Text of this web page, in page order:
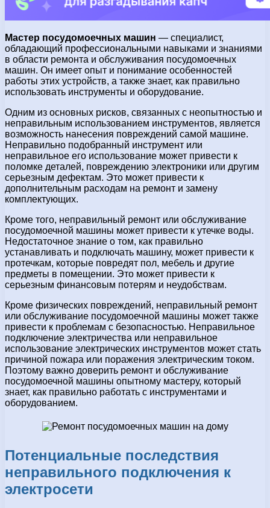
Мастер посудомоечных машин — специалист,
обладающий профессиональными навыками и знаниями
в области ремонта и обслуживания посудомоечных
машин. Он имеет опыт и понимание особенностей
работы этих устройств, а также знает, как правильно
использовать инструменты и оборудование.
Одним из основных рисков, связанных с неопытностью и
неправильным использованием инструментов, является
возможность нанесения повреждений самой машине.
Неправильно подобранный инструмент или
неправильное его использование может привести к
поломке деталей, повреждению электроники или другим
серьезным дефектам. Это может привести к
дополнительным расходам на ремонт и замену
комплектующих.
Кроме того, неправильный ремонт или обслуживание
посудомоечной машины может привести к утечке воды.
Недостаточное знание о том, как правильно
устанавливать и подключать машину, может привести к
протечкам, которые повредят пол, мебель и другие
предметы в помещении. Это может привести к
серьезным финансовым потерям и неудобствам.
Кроме физических повреждений, неправильный ремонт
или обслуживание посудомоечной машины может также
привести к проблемам с безопасностью. Неправильное
подключение электричества или неправильное
использование электрических инструментов может стать
причиной пожара или поражения электрическим током.
Поэтому важно доверить ремонт и обслуживание
посудомоечной машины опытному мастеру, который
знает, как правильно работать с инструментами и
оборудованием.
Потенциальные последствия
неправильного подключения к
электросети